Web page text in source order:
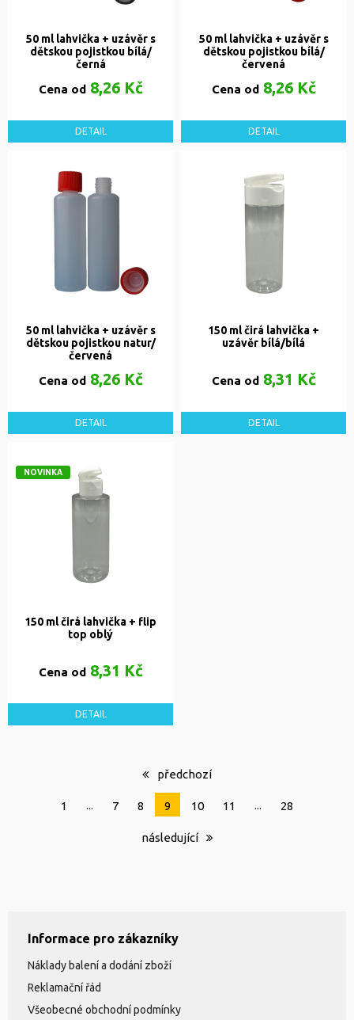
50 ml lahvička + uzávěr s
dětskou pojistkou bílá/
černá
Cena od8,26 Kč
DETAIL
50 ml lahvička + uzávěr s
dětskou pojistkou bílá/
červená
Cena od8,26 Kč
DETAIL
50 ml lahvička + uzávěr s
dětskou pojistkou natur/
červená
Cena od8,26 Kč
DETAIL
150 ml čirá lahvička +
uzávěr bílá/bílá
Cena od8,31 Kč
DETAIL
NOVINKA
150 ml čirá lahvička + flip
top oblý
Cena od8,31 Kč
DETAIL
předchozí
1 ... 7 8 9 10 11 ... 28
následující
Informace pro zákazníky
Náklady balení a dodání zboží
Reklamační řád
Všeobecné obchodní podmínky